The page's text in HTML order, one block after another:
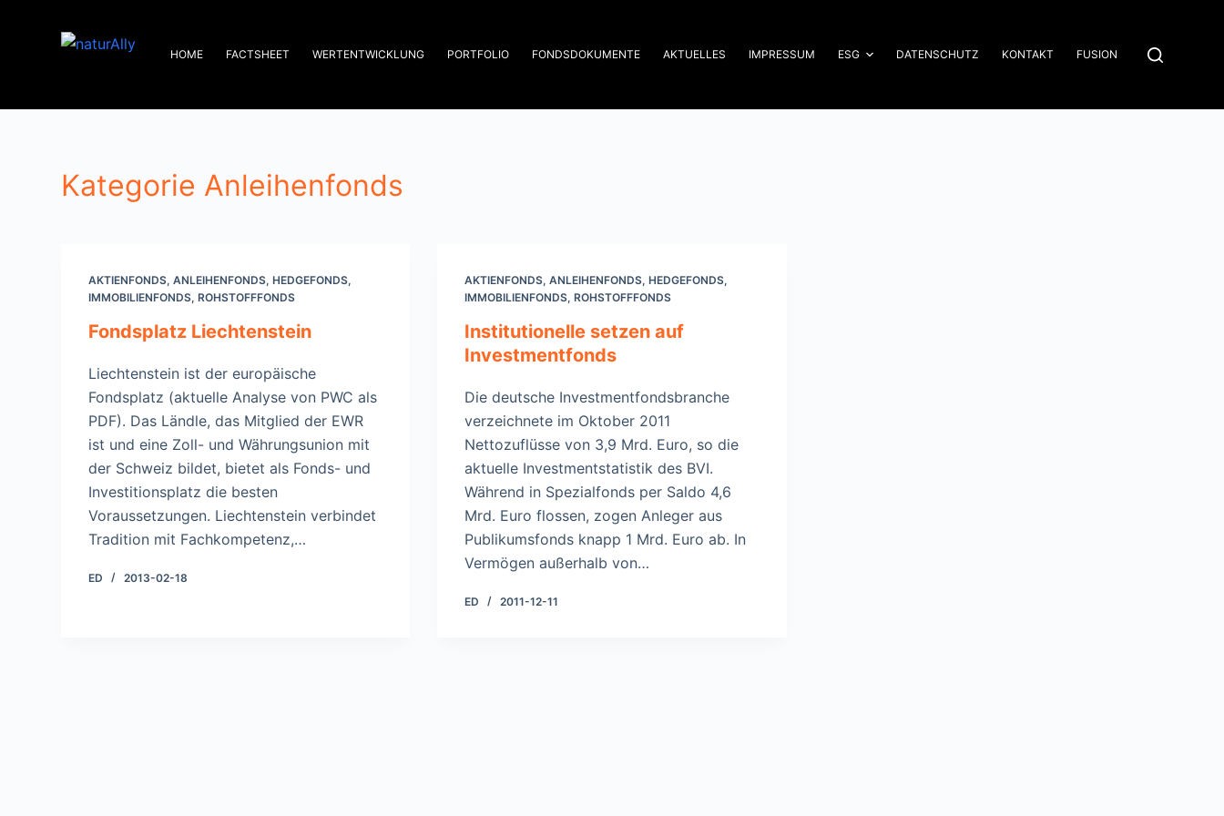
HOME FACTSHEET WERTENTWICKLUNG PORTFOLIO FONDSDOKUMENTE AKTUELLES IMPRESSUM ESG DATENSCHUTZ KONTAKT FUSION
Kategorie Anleihenfonds
AKTIENFONDS,ANLEIHENFONDS,HEDGEFONDS,
IMMOBILIENFONDS,ROHSTOFFFONDS
Fondsplatz Liechtenstein
Liechtenstein ist der europäische
Fondsplatz (aktuelle Analyse von PWC als
PDF). Das Ländle, das Mitglied der EWR
ist und eine Zoll- und Währungsunion mit
der Schweiz bildet, bietet als Fonds- und
Investitionsplatz die besten
Voraussetzungen. Liechtenstein verbindet
Tradition mit Fachkompetenz,…
ED 2013-02-18
AKTIENFONDS,ANLEIHENFONDS,HEDGEFONDS,
IMMOBILIENFONDS,ROHSTOFFFONDS
Institutionelle setzen auf
Investmentfonds
Die deutsche Investmentfondsbranche
verzeichnete im Oktober 2011
Nettozuflüsse von 3,9 Mrd. Euro, so die
aktuelle Investmentstatistik des BVI.
Während in Spezialfonds per Saldo 4,6
Mrd. Euro flossen, zogen Anleger aus
Publikumsfonds knapp 1 Mrd. Euro ab. In
Vermögen außerhalb von…
ED 2011-12-11